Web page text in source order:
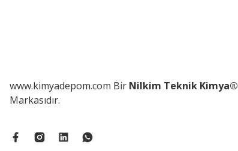
www.kimyadepom.com Bir Nilkim Teknik Kimya®
Markasıdır.